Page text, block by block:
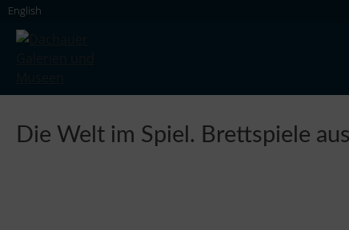
Skip
content
English
Die Welt im Spiel. Brettspiele